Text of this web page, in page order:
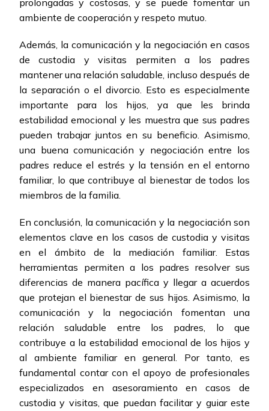
prolongadas y costosas, y se puede fomentar un
ambiente de cooperación y respeto mutuo.
Además, la comunicación y la negociación en casos
de custodia y visitas permiten a los padres
mantener una relación saludable, incluso después de
la separación o el divorcio. Esto es especialmente
importante para los hijos, ya que les brinda
estabilidad emocional y les muestra que sus padres
pueden trabajar juntos en su beneficio. Asimismo,
una buena comunicación y negociación entre los
padres reduce el estrés y la tensión en el entorno
familiar, lo que contribuye al bienestar de todos los
miembros de la familia.
En conclusión, la comunicación y la negociación son
elementos clave en los casos de custodia y visitas
en el ámbito de la mediación familiar. Estas
herramientas permiten a los padres resolver sus
diferencias de manera pacífica y llegar a acuerdos
que protejan el bienestar de sus hijos. Asimismo, la
comunicación y la negociación fomentan una
relación saludable entre los padres, lo que
contribuye a la estabilidad emocional de los hijos y
al ambiente familiar en general. Por tanto, es
fundamental contar con el apoyo de profesionales
especializados en asesoramiento en casos de
custodia y visitas, que puedan facilitar y guiar este